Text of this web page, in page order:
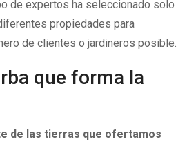
de expertos ha seleccionado solo
propiedades para
de clientes o jardineros posible.
que forma la
de las tierras que ofertamos